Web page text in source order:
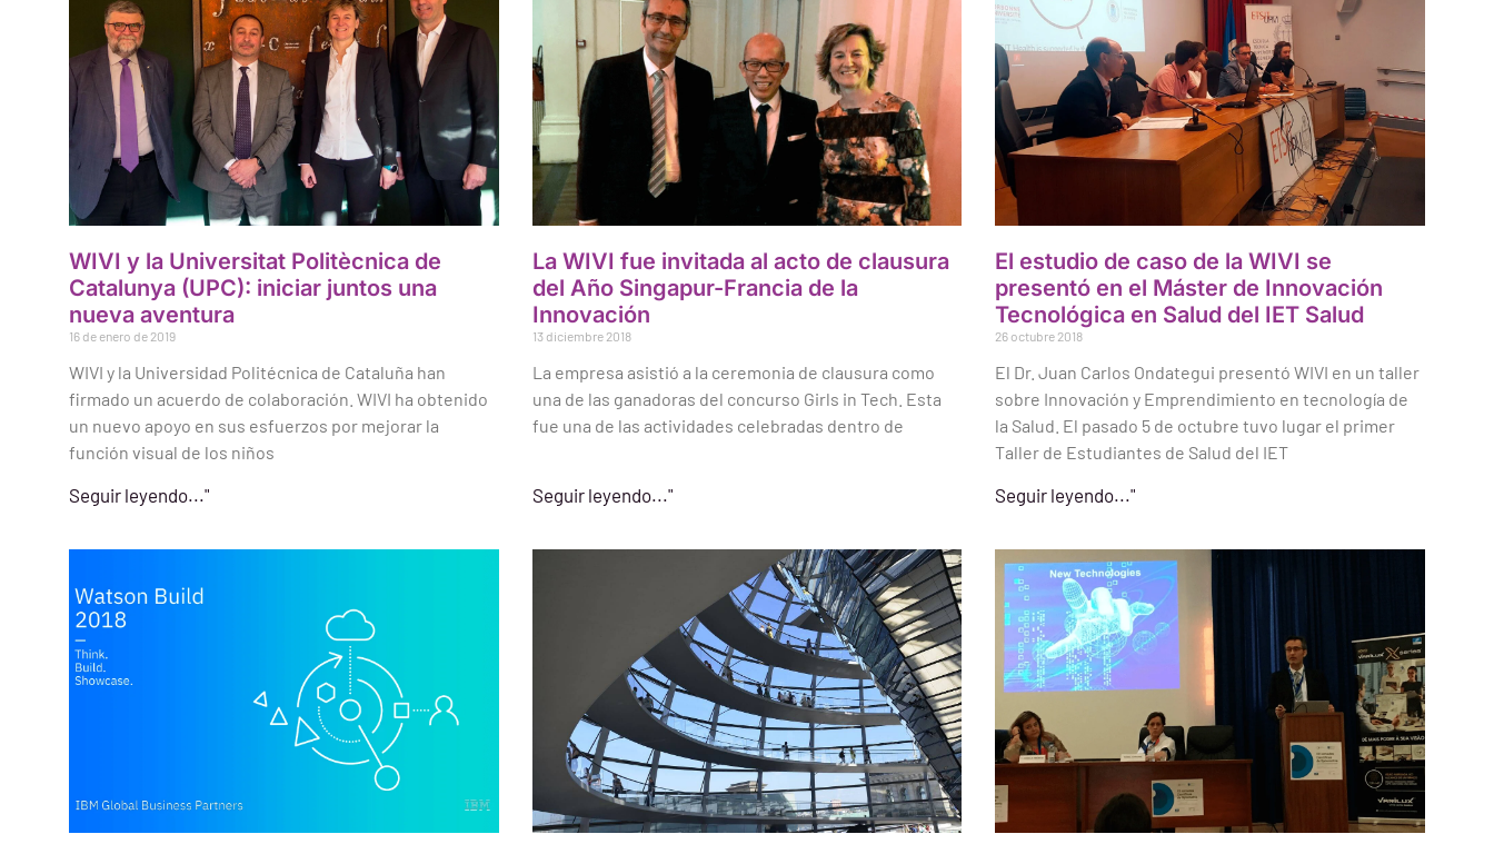
WIVI y la Universitat Politècnica de
Catalunya (UPC): iniciar juntos una
nueva aventura
16 de enero de 2019
WIVI y la Universidad Politécnica de Cataluña han
firmado un acuerdo de colaboración. WIVI ha obtenido
un nuevo apoyo en sus esfuerzos por mejorar la
función visual de los niños
Seguir leyendo..."
La WIVI fue invitada al acto de clausura
del Año Singapur-Francia de la
Innovación
13 diciembre 2018
La empresa asistió a la ceremonia de clausura como
una de las ganadoras del concurso Girls in Tech. Esta
fue una de las actividades celebradas dentro de
Seguir leyendo..."
El estudio de caso de la WIVI se
presentó en el Máster de Innovación
Tecnológica en Salud del IET Salud
26 octubre 2018
El Dr. Juan Carlos Ondategui presentó WIVI en un taller
sobre Innovación y Emprendimiento en tecnología de
la Salud. El pasado 5 de octubre tuvo lugar el primer
Taller de Estudiantes de Salud del IET
Seguir leyendo..."